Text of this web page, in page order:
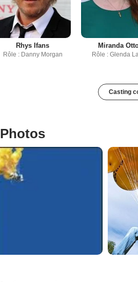
Rhys Ifans
Rôle : Danny Morgan
Miranda
Rôle : Glenda
Casting
Photos